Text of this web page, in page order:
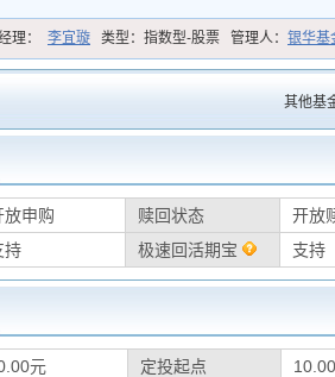
理： 李宜璇 类型： 指数型-股票 管理人： 银华基
其他基
放申购 赎回状态 开放
持 极速回活期宝 支持
元 定投起点